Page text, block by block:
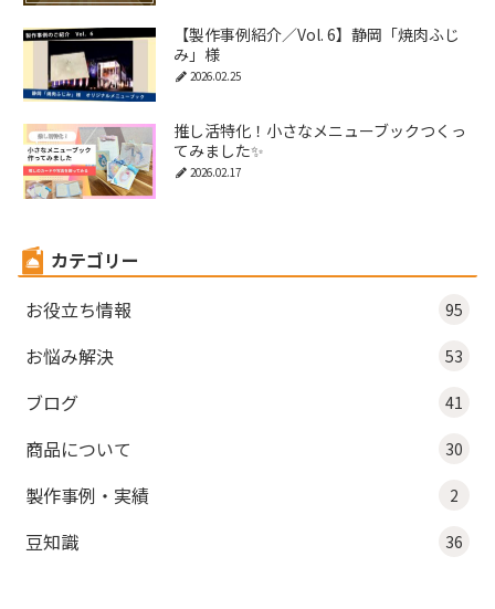
【製作事例紹介／Vol. 6】静岡「焼肉ふじ
み」様
2026.02.25
推し活特化！小さなメニューブックつくっ
てみました✨
2026.02.17
カテゴリー
お役立ち情報
95
お悩み解決 53
ブログ 41
商品について 30
製作事例・実績 2
豆知識 36